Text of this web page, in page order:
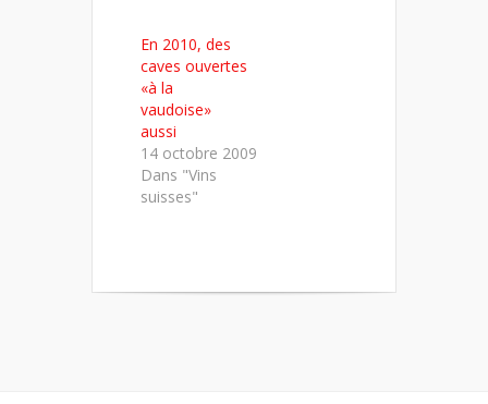
En 2010, des
caves ouvertes
«à la
vaudoise»
aussi
14 octobre 2009
Dans "Vins
suisses"